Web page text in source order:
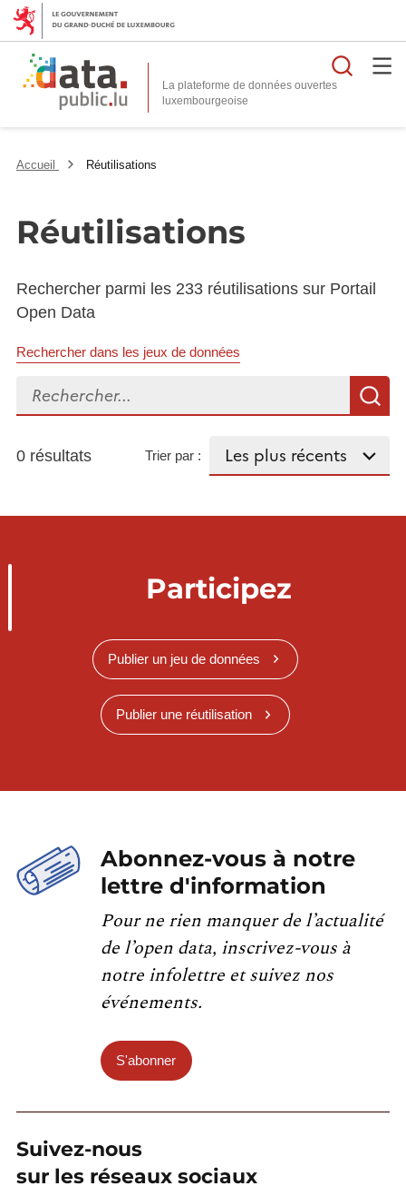
La plateforme de données ouvertes
Accueil Réutilisations
Réutilisations
Rechercher parmi les 233 réutilisations sur Portail
Open Data
Rechercher dans les jeux de données
Rechercher...
0 résultats Trier par :
Participez
Publier un jeu de données
Publier une réutilisation
Abonnez-vous à notre
lettre d'information
Pour ne rien manquer de l’actualité
de l’open data, inscrivez-vous à
notre infolettre et suivez nos
événements.
S'abonner
Suivez-nous
sur les réseaux sociaux